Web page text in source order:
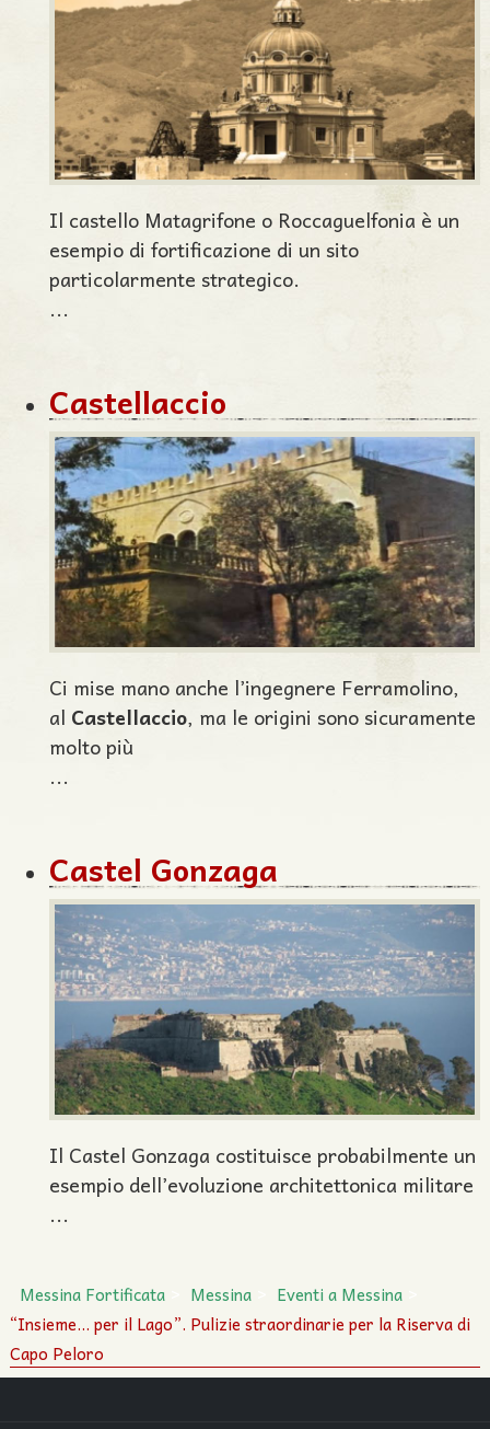
Il castello Matagrifone o Roccaguelfonia è un
esempio di fortificazione di un sito
particolarmente strategico.
...
Castellaccio
Ci mise mano anche l’ingegnere Ferramolino,
al Castellaccio, ma le origini sono sicuramente
molto più
...
Castel Gonzaga
Il Castel Gonzaga costituisce probabilmente un
esempio dell’evoluzione architettonica militare
...
Messina Fortificata Messina
Eventi a Messina
“Insieme... per il Lago”. Pulizie straordinarie per la Riserva di
Capo Peloro